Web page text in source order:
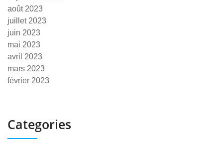
août 2023
juillet 2023
juin 2023
mai 2023
avril 2023
mars 2023
février 2023
Categories